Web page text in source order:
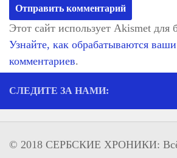
Этот сайт использует Akismet для
Узнайте, как обрабатываются
комментариев.
СЛЕДИТЕ ЗА НАМИ:
© 2018 СЕРБСКИЕ ХРОНИКИ: Всё